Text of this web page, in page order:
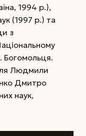
1994 р.),
(1997 р.) та
з
Богомольця.
Людмили
Дмитро
наук,